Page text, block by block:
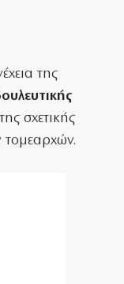
της
σχετικής